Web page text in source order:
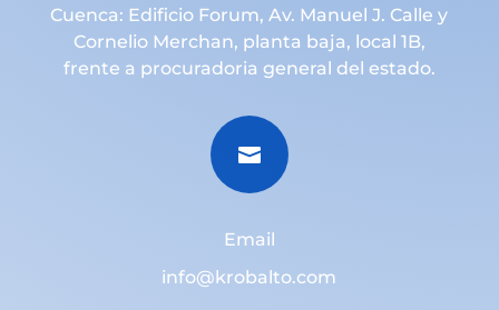
Cuenca: Edificio Forum, Av. Manuel J. Calle y
Cornelio Merchan, planta baja, local 1B,
frente a procuradoria general del estado.

Email
info@krobalto.com